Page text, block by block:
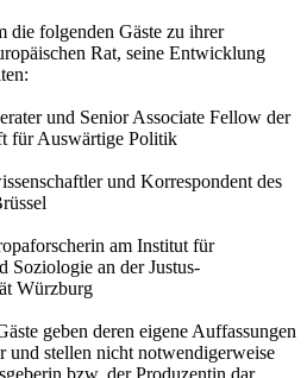
die folgenden Gäste zu ihrer
Rat, seine Entwicklung
und Senior Associate Fellow der
für Auswärtige Politik
und Korrespondent des
am Institut für
Soziologie an der Justus-
Würzburg
geben deren eigene Auffassungen
und stellen nicht notwendigerweise
bzw. der Produzentin dar.